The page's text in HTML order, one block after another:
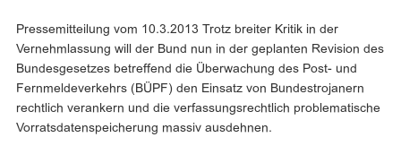
Pressemitteilung vom 10.3.2013 Trotz breiter Kritik in der
Vernehmlassung will der Bund nun in der geplanten Revision des
Bundesgesetzes betreffend die Überwachung des Post- und
Fernmeldeverkehrs (BÜPF) den Einsatz von Bundestrojanern
rechtlich verankern und die verfassungsrechtlich problematische
Vorratsdatenspeicherung massiv ausdehnen.